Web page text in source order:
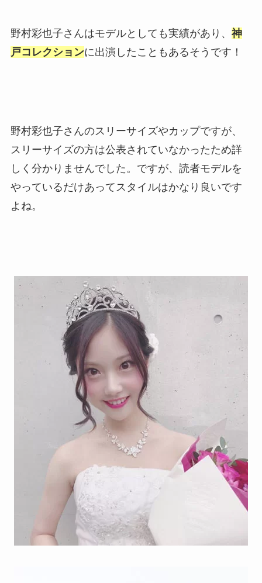
野村彩也子さんはモデルとしても実績があり、 神
戸コレクションに出演したこともあるそうです！
野村彩也子さんのスリーサイズやカップですが、
スリーサイズの方は公表されていなかったため詳
しく分かりませんでした。ですが、読者モデルを
やっているだけあってスタイルはかなり良いです
よね。